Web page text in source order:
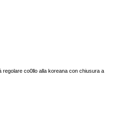
regolare co0llo alla koreana con chiusura a